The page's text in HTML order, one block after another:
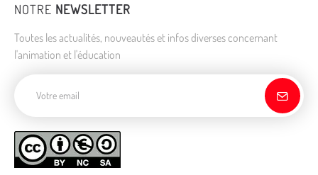
NOTRE NEWSLETTER
Toutes les actualités, nouveautés et infos diverses concernant
l'animation et l'éducation